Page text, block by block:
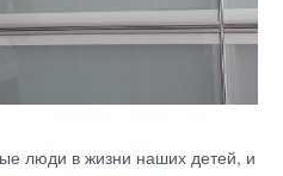
люди в жизни наших детей, и